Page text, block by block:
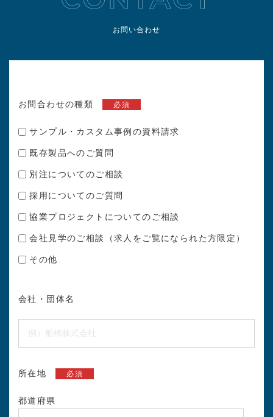
お問い合わせ
お問合わせの種類 必須
サンプル・カスタム事例の資料請求
既存製品へのご質問
別注についてのご相談
採用についてのご質問
協業プロジェクトについてのご相談
会社見学のご相談（求人をご覧になられた方限定）
その他
会社・団体名
所在地 必須
都道府県